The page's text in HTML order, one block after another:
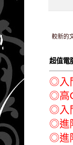
較新的
超值電
◎入
◎高
◎入
◎進
◎進